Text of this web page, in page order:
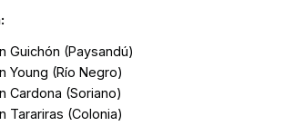
Guichón (Paysandú)
Young (Río Negro)
Cardona (Soriano)
Tarariras (Colonia)